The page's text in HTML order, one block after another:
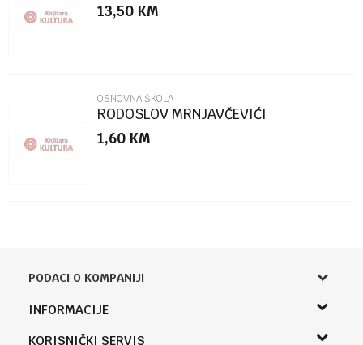
POŠALJI
13,50 KM
OSNOVNA ŠKOLA
RODOSLOV MRNJAVČEVIĆI
1,60 KM
PODACI O KOMPANIJI
Knjižara Kultura
INFORMACIJE
O nama
KORISNIČKI SERVIS